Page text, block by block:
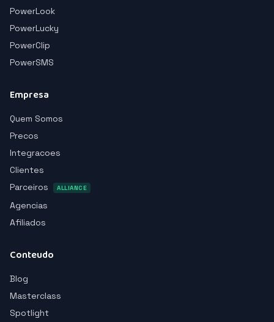
PowerLook
PowerLucky
PowerClip
PowerSMS
Empresa
Quem Somos
Precos
Integracoes
Clientes
Parceiros
ALLIANCE
Agencias
Afiliados
Conteudo
Blog
Masterclass
Spotlight